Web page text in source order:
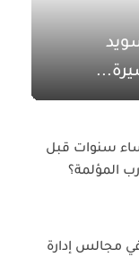
سنوات قبل
المؤلمة؟
في مجالس إدارة